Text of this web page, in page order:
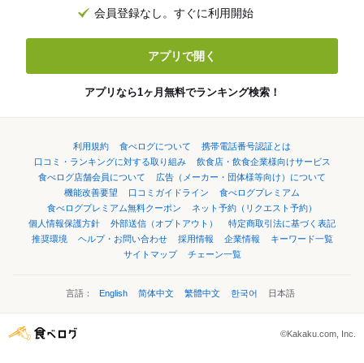
会員登録なし。すぐに利用開始
アプリで開く
アプリなら1ヶ月無料でランキング検索！
利用規約 食べログについて
携帯電話番号認証とは
口コミ・ランキングに対する取り組み
飲食店・飲食企業様向けサービス
食べログ店舗会員について
広告（メーカー・団体様等向け）について
機能改善要望
口コミガイドライン
食べログプレミアム
食べログプレミアム無料クーポン
ネット予約（リクエスト予約）
個人情報保護方針
外部送信（オプトアウト）
特定商取引法に基づく表記
推奨環境
ヘルプ・お問い合わせ 採用情報 企業情報
キーワード一覧
サイトマップ
チェーン一覧
言語： English 简体中文 繁體中文 한국어 日本語
©Kakaku.com, Inc.